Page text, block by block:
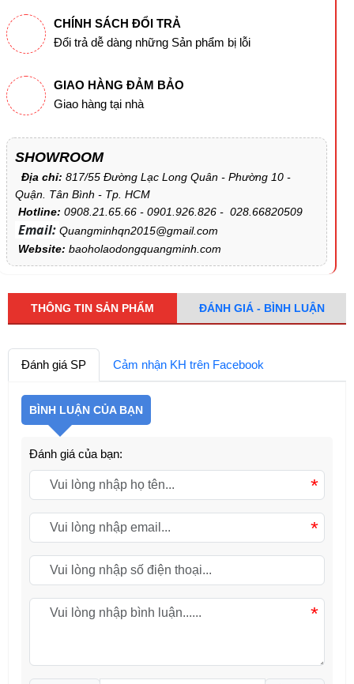
CHÍNH SÁCH ĐỔI TRẢ
Đổi trả dễ dàng những Sản phẩm bị lỗi
GIAO HÀNG ĐẢM BẢO
Giao hàng tại nhà
SHOWROOM
Địa chỉ: 817/55 Đường Lạc Long Quân - Phường 10 -
Quận. Tân Bình - Tp. HCM
Hotline: 0908.21.65.66 - 0901.926.826 - 028.66820509
Email: Quangminhqn2015@gmail.com
Website: baoholaodongquangminh.com
THÔNG TIN SẢN PHẨM ĐÁNH GIÁ - BÌNH LUẬN
Đánh giá SP Cảm nhận KH trên Facebook
BÌNH LUẬN CỦA BẠN
Đánh giá của bạn:
*
*
*